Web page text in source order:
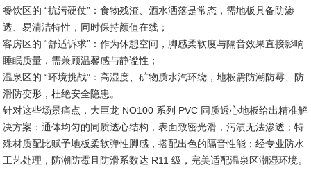
餐饮区的 “抗污硬仗”：食物残渣、酒水洒落是常态，需地板具备防渗
透、易清洁特性，同时保持颜值在线；
客房区的 “舒适诉求”：作为休憩空间，脚感柔软度与隔音效果直接影响
睡眠质量，需兼顾温馨感与静谧性；
温泉区的 “环境挑战”：高湿度、矿物质水汽环绕，地板需防潮防霉、防
滑防变形，杜绝安全隐患。
针对这些场景痛点，大巨龙 NO100 系列 PVC 同质透心地板给出精准解
决方案：通体均匀的同质透心结构，表面致密光滑，污渍无法渗透；特
殊材质配比赋予地板柔软弹性脚感，搭配出色的隔音性能；经专业防水
工艺处理，防潮防霉且防滑系数达 R11 级，完美适配温泉区潮湿环境。